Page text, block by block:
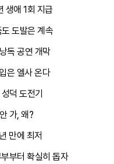
생애 1회 지급
도발은 계속
독 공연 개막
은 엘사 온다
덕 도전기
가, 왜?
만에 최저
부터 확실히 돕자